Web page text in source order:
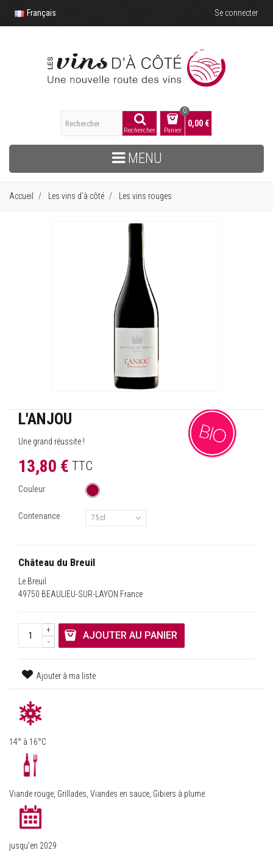
Français Se connecter
Rechercher Panier
0
0,00 €
MENU
Accueil Les vins d'à côté Les vins rouges
L'ANJOU
Une grand réussite !
13,80 € TTC
Couleur
Contenance 75 cl
Château du Breuil
Le Breuil
49750 BEAULIEU-SUR-LAYON France
-
+ AJOUTER AU PANIER
Ajouter à ma liste
14° à 16°C
Viande rouge, Grillades, Viandes en sauce, Gibiers à plume
jusqu'en 2029